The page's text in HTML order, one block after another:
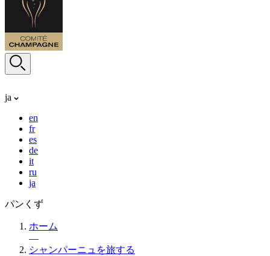
ja
en
fr
es
de
it
ru
ja
パンくず
ホーム
—
シャンパーニュを旅する